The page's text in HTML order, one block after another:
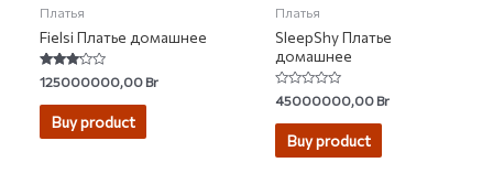
Платья
Fielsi Платье домашнее
Rated
3.00
out of 5
125000000,00Br
Buy product
Платья
SleepShy Платье
домашнее
Rated
0
out
45000000,00Br
Buy product